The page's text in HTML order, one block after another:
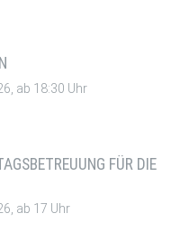
ab 18:30 Uhr
FÜR DIE
ab 17 Uhr